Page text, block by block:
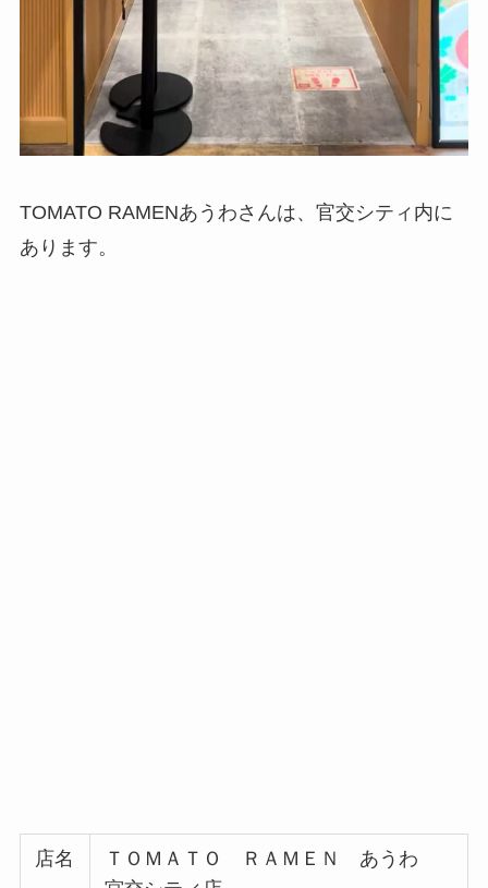
TOMATO RAMENあうわさんは、官交シティ内に
あります。
店名
ＴＯＭＡＴＯ ＲＡＭＥＮ あうわ